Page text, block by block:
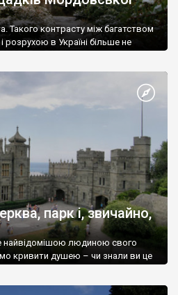
Такого контрасту між багатством
розрухою в Україні більше не
парк і, звичайно,
найвідомішою людиною свого
кривити душею – чи знали ви це